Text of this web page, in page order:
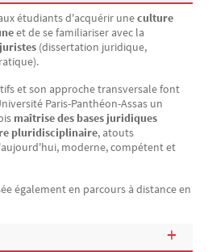
étudiants d'acquérir uneculture
et de se familiariser avec la
(dissertation juridique,
et son approche transversale font
Paris-Panthéon-Assas un
maîtrise des bases juridiques
pluridisciplinaire, atouts
moderne, compétent et
également en parcours à distance en